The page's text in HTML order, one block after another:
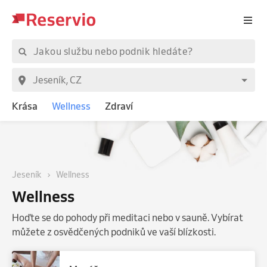
Krása Wellness Zdraví
Jeseník Wellness
Wellness
Hoďte se do pohody při meditaci nebo v sauně. Vybírat
můžete z osvědčených podniků ve vaší blízkosti.